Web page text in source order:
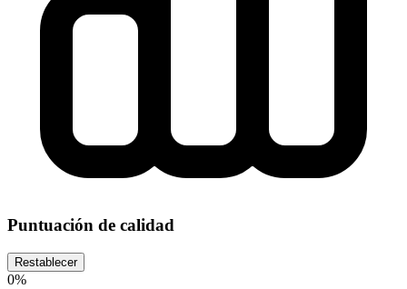
Puntuación de calidad
Restablecer
0%